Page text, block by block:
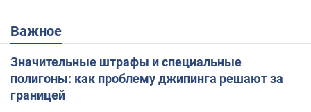
Важное
Значительные штрафы и специальные
полигоны: как проблему джипинга решают за
границей